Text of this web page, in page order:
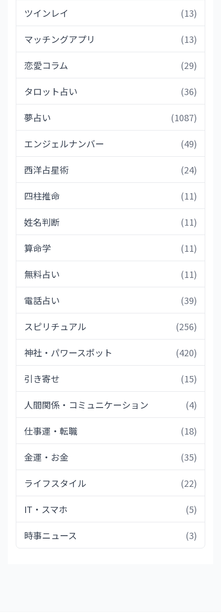
ツインレイ (13)
マッチングアプリ (13)
恋愛コラム (29)
タロット占い (36)
夢占い (1087)
エンジェルナンバー (49)
西洋占星術 (24)
四柱推命 (11)
姓名判断 (11)
算命学 (11)
無料占い (11)
電話占い (39)
スピリチュアル (256)
神社・パワースポット (420)
引き寄せ (15)
人間関係・コミュニケーション (4)
仕事運・転職 (18)
金運・お金 (35)
ライフスタイル (22)
IT・スマホ (5)
時事ニュース (3)